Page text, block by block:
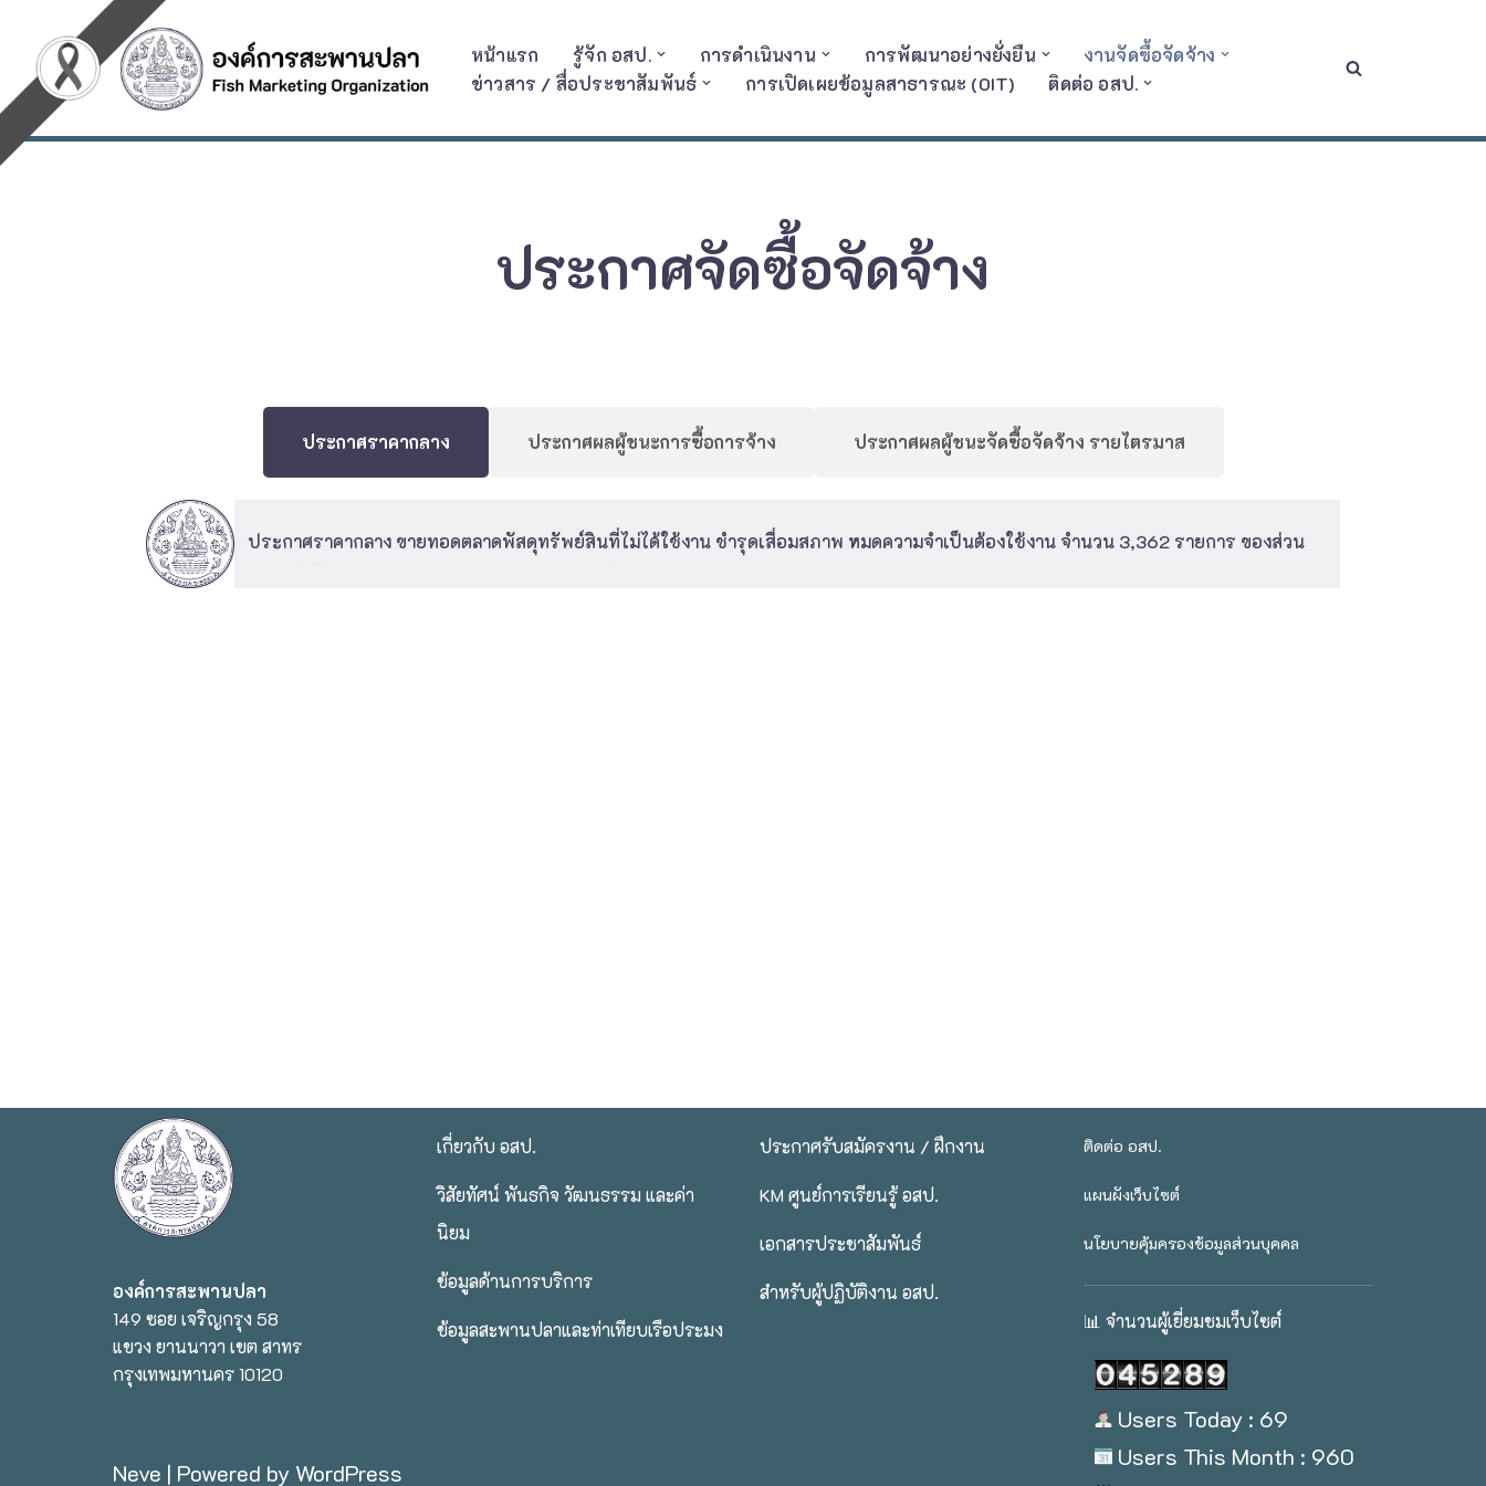
Skip
to
content
หน้าแรก รู้จัก อสป. การดำเนินงาน การพัฒนาอย่างยั่งยืน
งานจัดซื้อจัดจ้าง
ข่าวสาร / สื่อประชาสัมพันธ์
การเปิดเผยข้อมูลสาธารณะ (OIT) ติดต่อ อสป.
ประกาศจัดซื้อจัดจ้าง
ประกาศราคากลาง ประกาศผลผู้ชนะการซื้อการจ้าง ประกาศผลผู้ชนะจัดซื้อจัดจ้าง รายไตรมาส
ประกาศราคากลาง ขายทอดตลาดพัสดุทรัพย์สินที่ไม่ได้ใช้งาน ชำรุดเสื่อมสภาพ หมดความจำเป็นต้องใช้งาน จำนวน 3,362 รายการ ของส่วน
องค์การสะพานปลา
149 ซอย เจริญกรุง 58
แขวง ยานนาวา เขต สาทร
กรุงเทพมหานคร 10120
Neve | Powered by WordPress
เกี่ยวกับ อสป.
วิสัยทัศน์ พันธกิจ วัฒนธรรม และค่า
นิยม
ข้อมูลด้านการบริการ
ข้อมูลสะพานปลาและท่าเทียบเรือประมง
ประกาศรับสมัครงาน / ฝึกงาน
KM ศูนย์การเรียนรู้ อสป.
เอกสารประชาสัมพันธ์
สำหรับผู้ปฏิบัติงาน อสป.
ติดต่อ อสป.
แผนผังเว็บไซต์
นโยบายคุ้มครองข้อมูลส่วนบุคคล
📊 จำนวนผู้เยี่ยมชมเว็บไซต์
Users Today : 69
Users This Month : 960